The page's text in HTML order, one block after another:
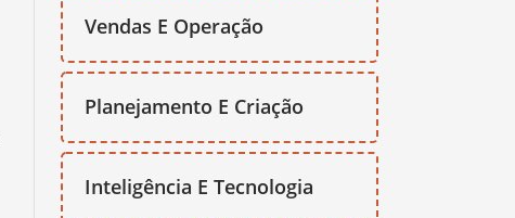
Vendas E Operação
Planejamento E Criação
Inteligência E Tecnologia